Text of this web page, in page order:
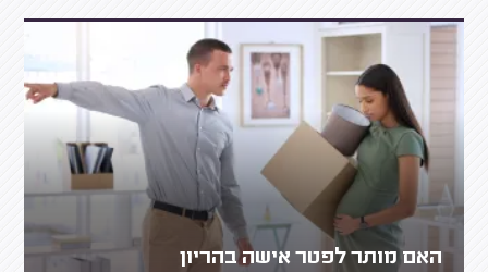
האם מותר לפטר אישה בהריון